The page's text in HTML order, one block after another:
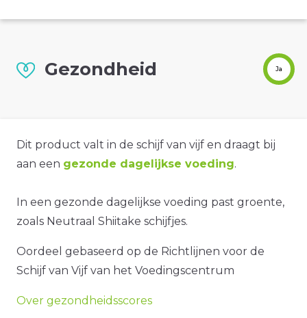
Gezondheid Ja
Dit product valt in de schijf van vijf en draagt bij
aan een gezonde dagelijkse voeding.
In een gezonde dagelijkse voeding past groente,
zoals Neutraal Shiitake schijfjes.
Oordeel gebaseerd op de Richtlijnen voor de
Schijf van Vijf van het Voedingscentrum
Over gezondheidsscores